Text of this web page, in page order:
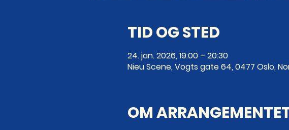
TID OG STED
24. jan. 2026, 19:00 – 20:30
Nieu Scene, Vogts gate 64, 0477 Oslo,
OM